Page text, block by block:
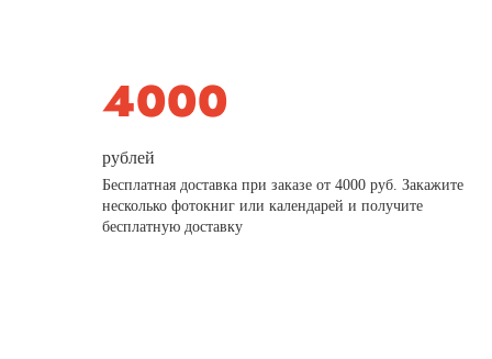
рублей
Бесплатная доставка при заказе от 4000 руб. Закажите
несколько фотокниг или календарей и получите
бесплатную доставку